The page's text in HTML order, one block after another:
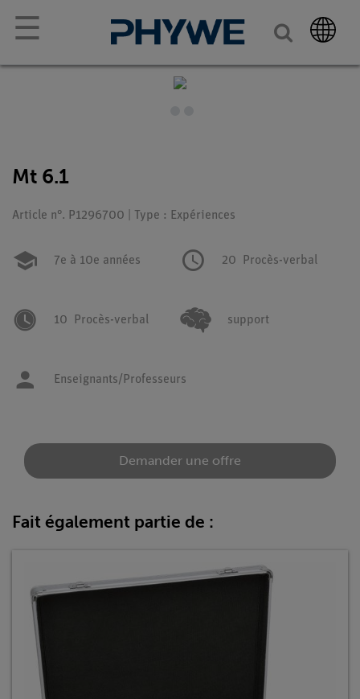
☰
Mt 6.1
Article n°. P1296700 | Type : Expériences
7e à 10e années 20 Procès-verbal
10 Procès-verbal support
Enseignants/Professeurs
Demander une offre
Fait également partie de :